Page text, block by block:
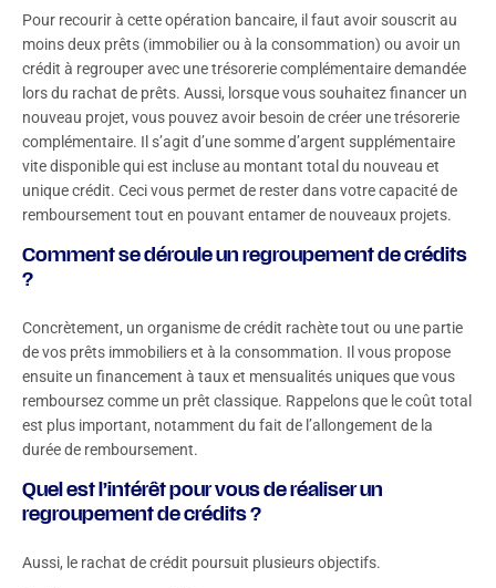
Pour recourir à cette opération bancaire, il faut avoir souscrit au
moins deux prêts (immobilier ou à la consommation) ou avoir un
crédit à regrouper avec une trésorerie complémentaire demandée
lors du rachat de prêts. Aussi, lorsque vous souhaitez financer un
nouveau projet, vous pouvez avoir besoin de créer une trésorerie
complémentaire. Il s’agit d’une somme d’argent supplémentaire
vite disponible qui est incluse au montant total du nouveau et
unique crédit. Ceci vous permet de rester dans votre capacité de
remboursement tout en pouvant entamer de nouveaux projets.
Comment se déroule un regroupement de crédits
?
Concrètement, un organisme de crédit rachète tout ou une partie
de vos prêts immobiliers et à la consommation. Il vous propose
ensuite un financement à taux et mensualités uniques que vous
remboursez comme un prêt classique. Rappelons que le coût total
est plus important, notamment du fait de l’allongement de la
durée de remboursement.
Quel est l’intérêt pour vous de réaliser un
regroupement de crédits ?
Aussi, le rachat de crédit poursuit plusieurs objectifs.